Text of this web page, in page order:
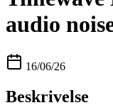
audio
16/06/26
Beskrivelse